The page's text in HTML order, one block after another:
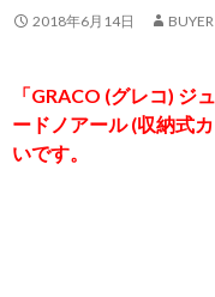
2018年6月14日 BUYER
「GRACO (グレコ) ジ
ードノアール (収納式
いです。